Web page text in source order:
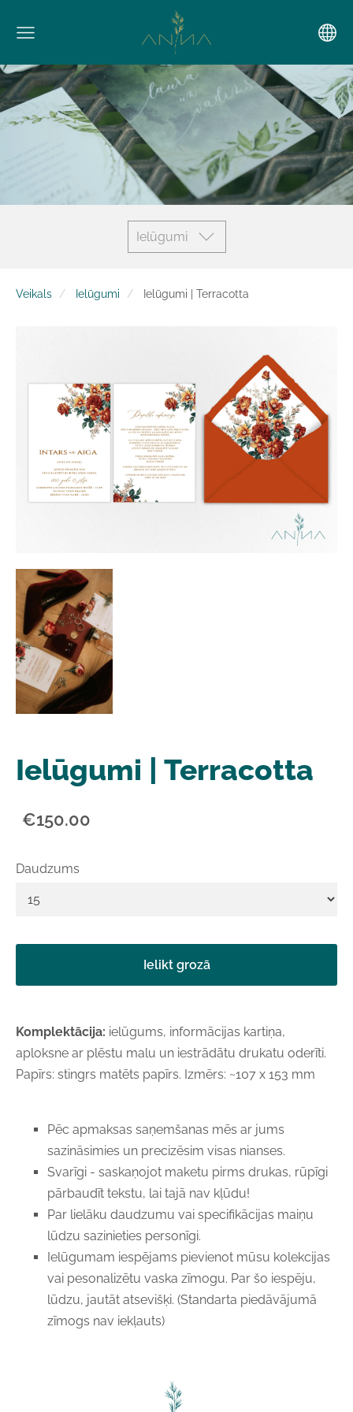
Ielūgumi
Veikals Ielūgumi Ielūgumi | Terracotta
Ielūgumi | Terracotta
€150.00
Daudzums
Ielikt grozā
Komplektācija: ielūgums, informācijas kartiņa,
aploksne ar plēstu malu un iestrādātu drukatu oderīti.
Papīrs: stingrs matēts papīrs. Izmērs: ~107 x 153 mm
Pēc apmaksas saņemšanas mēs ar jums
sazināsimies un precizēsim visas nianses.
Svarīgi - saskaņojot maketu pirms drukas, rūpīgi
pārbaudīt tekstu, lai tajā nav kļūdu!
Par lielāku daudzumu vai specifikācijas maiņu
lūdzu sazinieties personīgi.
Ielūgumam iespējams pievienot mūsu kolekcijas
vai pesonalizētu vaska zīmogu. Par šo iespēju,
lūdzu, jautāt atsevišķi. (Standarta piedāvājumā
zīmogs nav iekļauts)